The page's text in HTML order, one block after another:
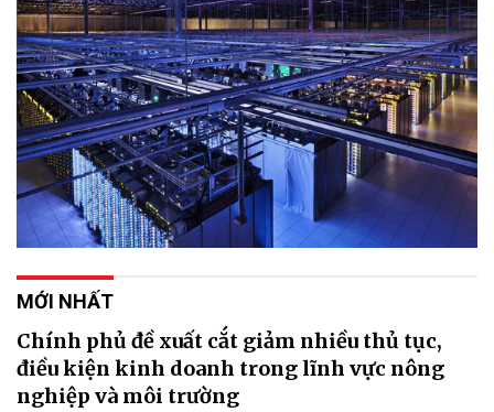
MỚI NHẤT
Chính phủ đề xuất cắt giảm nhiều thủ tục,
điều kiện kinh doanh trong lĩnh vực nông
nghiệp và môi trường